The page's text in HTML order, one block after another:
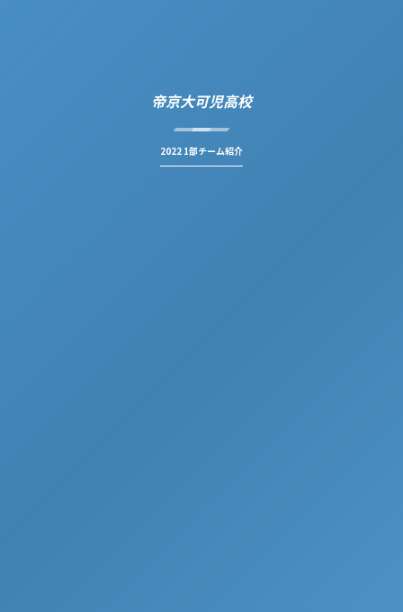
帝京大可児高校
2022 1部チーム紹介